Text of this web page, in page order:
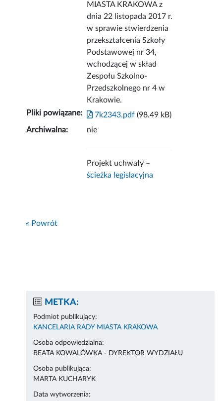
MIASTA KRAKOWA z
dnia 22 listopada 2017 r.
w sprawie stwierdzenia
przekształcenia Szkoły
Podstawowej nr 34,
wchodzącej w skład
Zespołu Szkolno-
Przedszkolnego nr 4 w
Krakowie.
Pliki powiązane: 7k2343.pdf (98.49 kB)
Archiwalna:
nie
Projekt uchwały –
ścieżka legislacyjna
« Powrót
METKA:
Podmiot publikujący:
KANCELARIA RADY MIASTA KRAKOWA
Osoba odpowiedzialna:
BEATA KOWALÓWKA - DYREKTOR WYDZIAŁU
Osoba publikująca:
MARTA KUCHARYK
Data wytworzenia: